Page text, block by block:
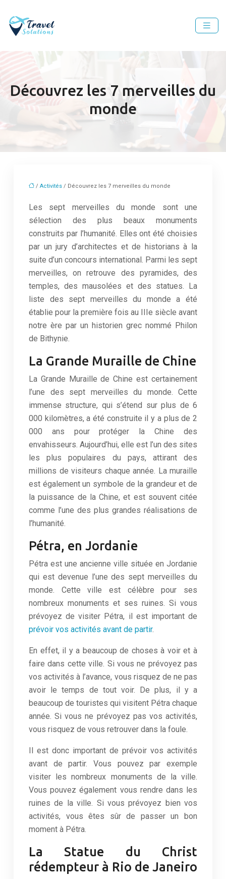
Découvrez les 7 merveilles du
monde
/ Activités / Découvrez les 7 merveilles du monde
Les sept merveilles du monde sont une
sélection des plus beaux monuments
construits par l’humanité. Elles ont été choisies
par un jury d’architectes et de historians à la
suite d’un concours international. Parmi les sept
merveilles, on retrouve des pyramides, des
temples, des mausolées et des statues. La
liste des sept merveilles du monde a été
établie pour la première fois au IIIe siècle avant
notre ère par un historien grec nommé Philon
de Bithynie.
La Grande Muraille de Chine
La Grande Muraille de Chine est certainement
l’une des sept merveilles du monde. Cette
immense structure, qui s’étend sur plus de 6
000 kilomètres, a été construite il y a plus de 2
000 ans pour protéger la Chine des
envahisseurs. Aujourd’hui, elle est l’un des sites
les plus populaires du pays, attirant des
millions de visiteurs chaque année. La muraille
est également un symbole de la grandeur et de
la puissance de la Chine, et est souvent citée
comme l’une des plus grandes réalisations de
l’humanité.
Pétra, en Jordanie
Pétra est une ancienne ville située en Jordanie
qui est devenue l’une des sept merveilles du
monde. Cette ville est célèbre pour ses
nombreux monuments et ses ruines. Si vous
prévoyez de visiter Pétra, il est important de
prévoir vos activités avant de partir.
En effet, il y a beaucoup de choses à voir et à
faire dans cette ville. Si vous ne prévoyez pas
vos activités à l’avance, vous risquez de ne pas
avoir le temps de tout voir. De plus, il y a
beaucoup de touristes qui visitent Pétra chaque
année. Si vous ne prévoyez pas vos activités,
vous risquez de vous retrouver dans la foule.
Il est donc important de prévoir vos activités
avant de partir. Vous pouvez par exemple
visiter les nombreux monuments de la ville.
Vous pouvez également vous rendre dans les
ruines de la ville. Si vous prévoyez bien vos
activités, vous êtes sûr de passer un bon
moment à Pétra.
La Statue du Christ
rédempteur à Rio de Janeiro